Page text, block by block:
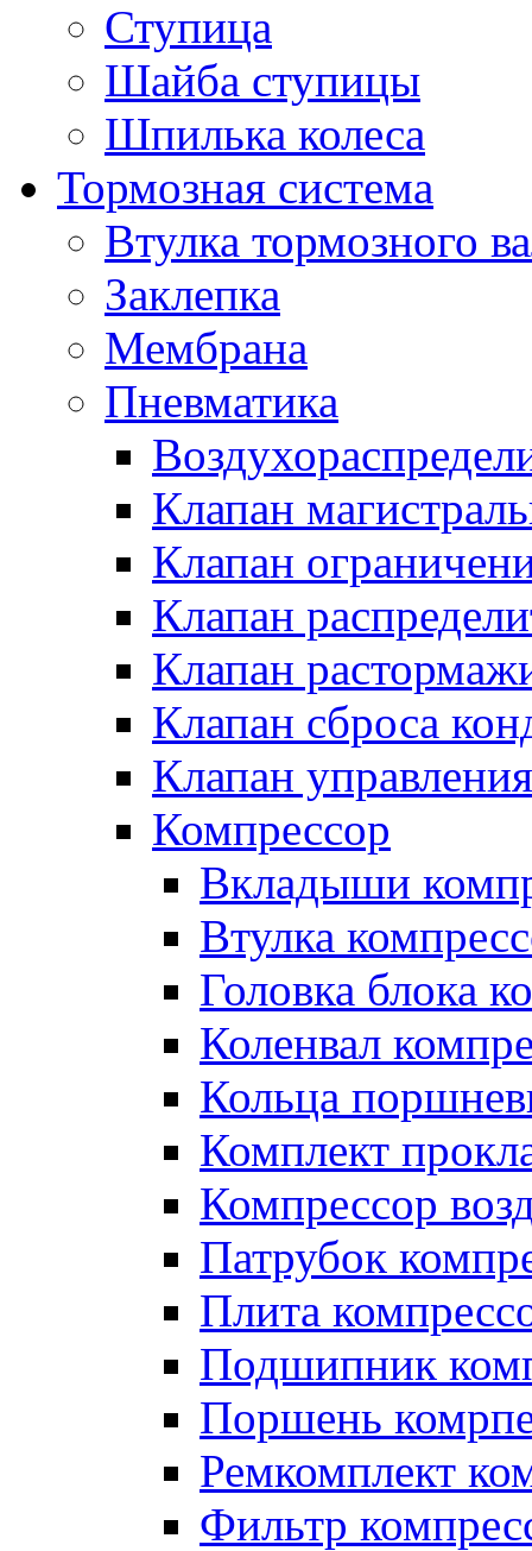
Ступица
Шайба ступицы
Шпилька колеса
Тормозная система
Втулка тормозного
Заклепка
Мембрана
Пневматика
Клапан
Клапан
Клапан
Клапан
Клапан сброса
Клапан управления
Компрессор
Вкладыши
Втулка
Головка блока
Коленвал
Кольца
Комплект
Компрессор
Патрубок
Плита
Подшипник
Поршень
Ремкомплект
Фильтр